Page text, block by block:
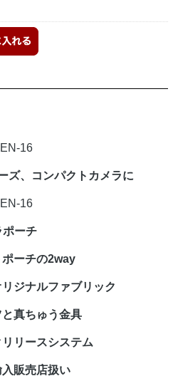
ズ、コンパクトカメラに
ポーチ
ーチの2way
ジナルファブリック
真ちゅう金具
リースシステム
販売店扱い